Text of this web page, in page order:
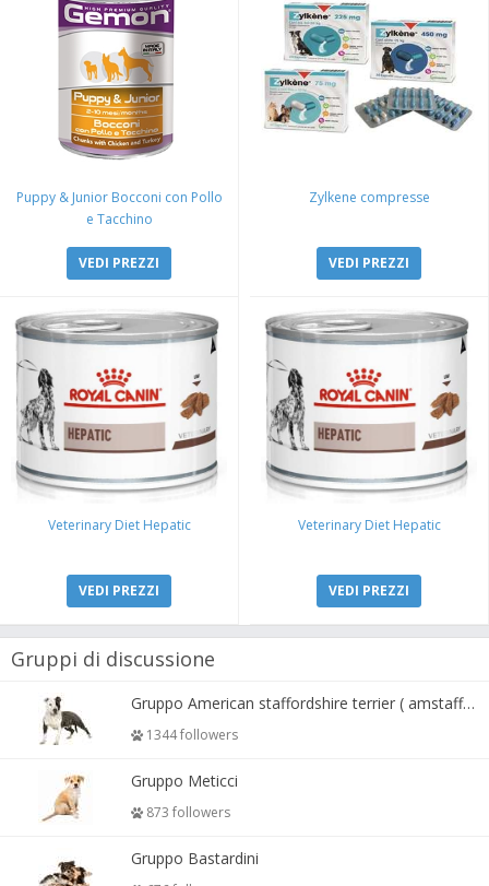
Puppy & Junior Bocconi con Pollo
e Tacchino
VEDI PREZZI
Zylkene compresse
VEDI PREZZI
Veterinary Diet Hepatic
VEDI PREZZI
Veterinary Diet Hepatic
VEDI PREZZI
Gruppi di discussione
Gruppo American staffordshire terrier ( amstaff, amastaff )
1344 followers
Gruppo Meticci
873 followers
Gruppo Bastardini